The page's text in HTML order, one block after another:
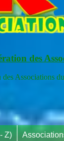
des
Associations
Z)